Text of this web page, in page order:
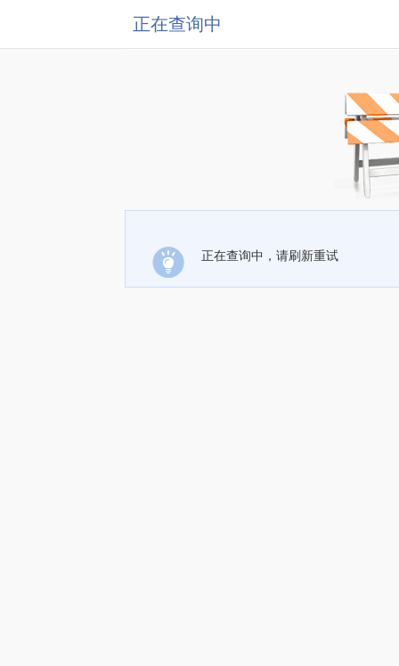
正在查询中
正在查询中，请刷新重试